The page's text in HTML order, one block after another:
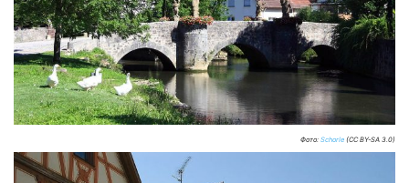
Фото: Schorle (CC BY-SA 3.0)